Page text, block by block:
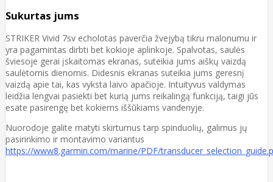
Sukurtas jums
STRIKER Vivid 7sv echolotas paverčia žvejybą tikru malonumu ir
yra pagamintas dirbti bet kokioje aplinkoje. Spalvotas, saulės
šviesoje gerai įskaitomas ekranas, suteikia jums aiškų vaizdą
saulėtomis dienomis. Didesnis ekranas suteikia jums geresnį
vaizdą apie tai, kas vyksta laivo apačioje. Intuityvus valdymas
leidžia lengvai pasiekti bet kurią jums reikalingą funkciją, taigi jūs
esate pasirengę bet kokiems iššūkiams vandenyje.
Nuorodoje galite matyti skirtumus tarp spinduolių, galimus jų
pasirinkimo ir montavimo variantus
https://www8.garmin.com/marine/PDF/